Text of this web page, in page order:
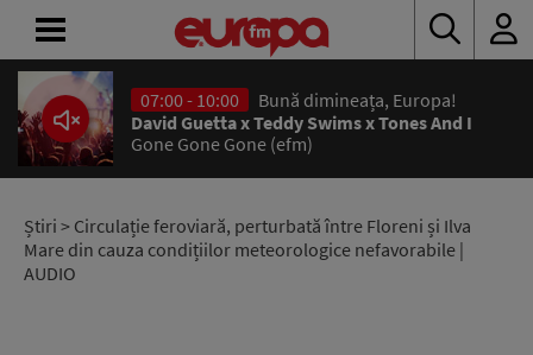
07:00 - 10:00
Bună dimineața, Europa!
David Guetta x Teddy Swims x Tones And I
Gone Gone Gone (efm)
Știri > Circulație feroviară, perturbată între Floreni și Ilva
Mare din cauza condițiilor meteorologice nefavorabile |
AUDIO
ACASĂ
ȘTIRI
RADIO
CONCURSURI